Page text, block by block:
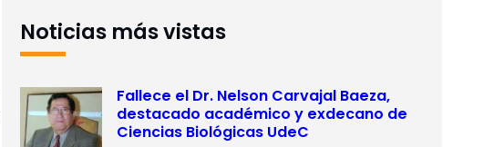
Noticias más vistas
Fallece el Dr. Nelson Carvajal Baeza,
destacado académico y exdecano de
Ciencias Biológicas UdeC